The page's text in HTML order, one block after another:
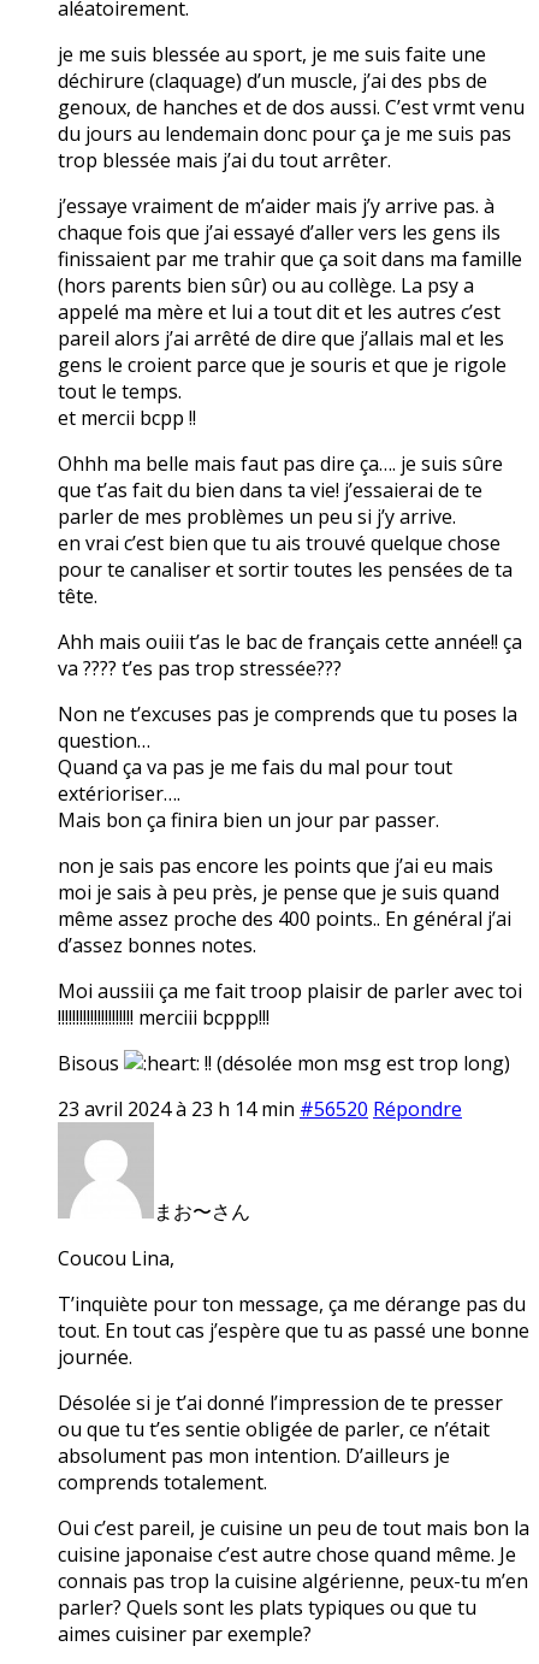
aléatoirement.
je me suis blessée au sport, je me suis faite une
déchirure (claquage) d’un muscle, j’ai des pbs de
genoux, de hanches et de dos aussi. C’est vrmt venu
du jours au lendemain donc pour ça je me suis pas
trop blessée mais j’ai du tout arrêter.
j’essaye vraiment de m’aider mais j’y arrive pas. à
chaque fois que j’ai essayé d’aller vers les gens ils
finissaient par me trahir que ça soit dans ma famille
(hors parents bien sûr) ou au collège. La psy a
appelé ma mère et lui a tout dit et les autres c’est
pareil alors j’ai arrêté de dire que j’allais mal et les
gens le croient parce que je souris et que je rigole
tout le temps.
et mercii bcpp !!
Ohhh ma belle mais faut pas dire ça…. je suis sûre
que t’as fait du bien dans ta vie! j’essaierai de te
parler de mes problèmes un peu si j’y arrive.
en vrai c’est bien que tu ais trouvé quelque chose
pour te canaliser et sortir toutes les pensées de ta
tête.
Ahh mais ouiii t’as le bac de français cette année!! ça
va ???? t’es pas trop stressée???
Non ne t’excuses pas je comprends que tu poses la
question…
Quand ça va pas je me fais du mal pour tout
extérioriser….
Mais bon ça finira bien un jour par passer.
non je sais pas encore les points que j’ai eu mais
moi je sais à peu près, je pense que je suis quand
même assez proche des 400 points.. En général j’ai
d’assez bonnes notes.
Moi aussiii ça me fait troop plaisir de parler avec toi
!!!!!!!!!!!!!!!!!!!!! merciii bcppp!!!
Bisous
!! (désolée mon msg est trop long)
23 avril 2024 à 23 h 14 min #56520 Répondre
まお〜さん
Coucou Lina,
T’inquiète pour ton message, ça me dérange pas du
tout. En tout cas j’espère que tu as passé une bonne
journée.
Désolée si je t’ai donné l’impression de te presser
ou que tu t’es sentie obligée de parler, ce n’était
absolument pas mon intention. D’ailleurs je
comprends totalement.
Oui c’est pareil, je cuisine un peu de tout mais bon la
cuisine japonaise c’est autre chose quand même. Je
connais pas trop la cuisine algérienne, peux-tu m’en
parler? Quels sont les plats typiques ou que tu
aimes cuisiner par exemple?